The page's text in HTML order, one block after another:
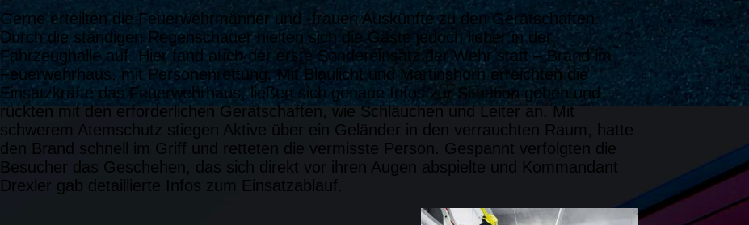
Gerne erteilten die Feuerwehrmänner und -frauen Auskünfte zu den Gerätschaften.
Durch die ständigen Regenschauer hielten sich die Gäste jedoch lieber in der
Fahrzeughalle auf. Hier fand auch der erste Sondereinsatz der Wehr statt – Brand im
Feuerwehrhaus, mit Personenrettung. Mit Blaulicht und Martinshorn erreichten die
Einsatzkräfte das Feuerwehrhaus, ließen sich genaue Infos zur Situation geben und
rückten mit den erforderlichen Gerätschaften, wie Schläuchen und Leiter an. Mit
schwerem Atemschutz stiegen Aktive über ein Geländer in den verrauchten Raum, hatte
den Brand schnell im Griff und retteten die vermisste Person. Gespannt verfolgten die
Besucher das Geschehen, das sich direkt vor ihren Augen abspielte und Kommandant
Drexler gab detaillierte Infos zum Einsatzablauf.